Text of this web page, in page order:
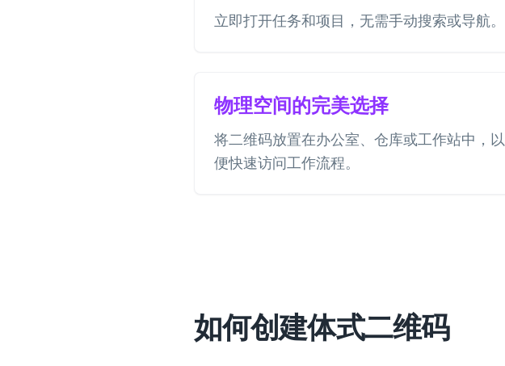
立即打开任务和项目，无需手动搜索或导航。
物理空间的完美选择
将二维码放置在办公室、仓库或工作站中，以
便快速访问工作流程。
如何创建体式二维码